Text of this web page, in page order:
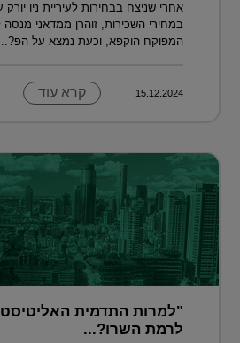
אחרי שניצח בבחירות לעיריית ניו
במחירי השכירות, זוהרן ממדאני
המפוקח הוקפא, וכעת נמצא על
15.12.2024 קרא עוד
"למרות התדמית
לרמת השרו?...